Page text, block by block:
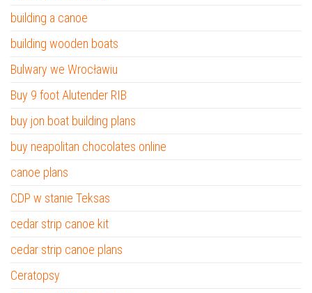
building a canoe
building wooden boats
Bulwary we Wrocławiu
Buy 9 foot Alutender RIB
buy jon boat building plans
buy neapolitan chocolates online
canoe plans
CDP w stanie Teksas
cedar strip canoe kit
cedar strip canoe plans
Ceratopsy